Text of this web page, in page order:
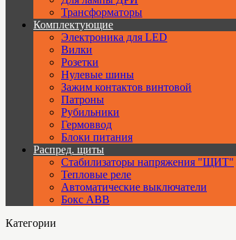
Трансформаторы
Комплектующие
Электроника для LED
Вилки
Розетки
Нулевые шины
Зажим контактов винтовой
Патроны
Рубильники
Гермоввод
Блоки питания
Распред. щиты
Стабилизаторы напряжения "ЩИТ"
Тепловые реле
Автоматические выключатели
Бокс ABB
Категории